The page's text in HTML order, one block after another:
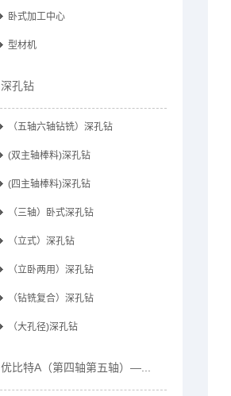
卧式加工中心
型材机
深孔钻
（五轴六轴钻铣）深孔钻
(双主轴棒料)深孔钻
(四主轴棒料)深孔钻
（三轴）卧式深孔钻
（立式）深孔钻
（立卧两用）深孔钻
（钻铣复合）深孔钻
（大孔径)深孔钻
优比特A（第四轴第五轴）—...